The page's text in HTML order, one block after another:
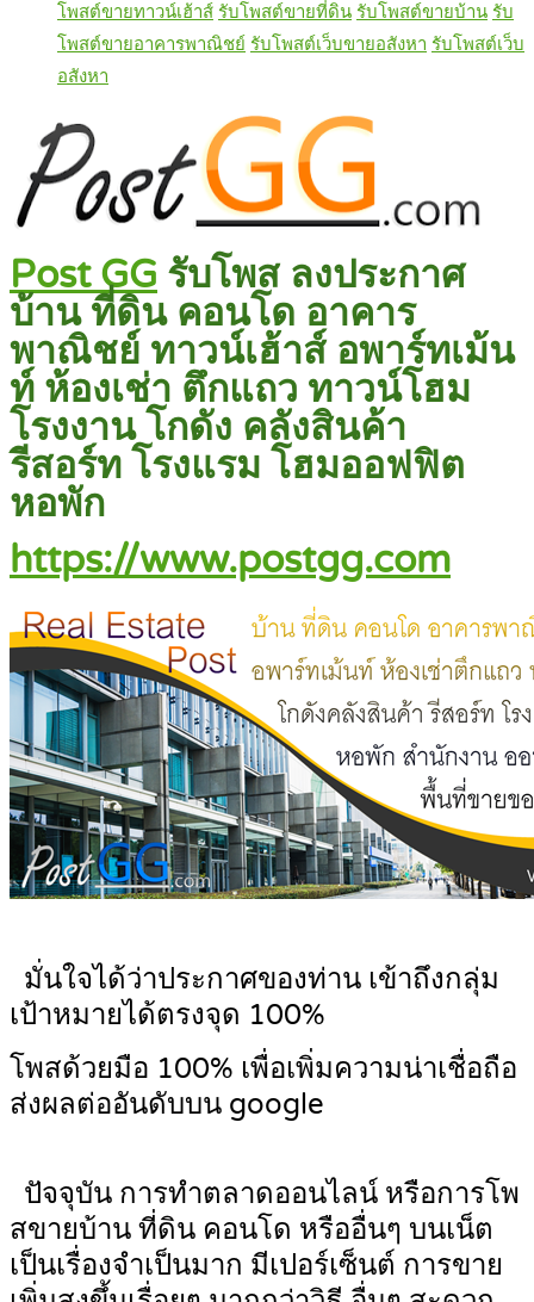
โพสต์ขายทาวน์เฮ้าส์ รับโพสต์ขายที่ดิน รับโพสต์ขายบ้าน รับ
โพสต์ขายอาคารพาณิชย์ รับโพสต์เว็บขายอสังหา รับโพสต์เว็บ
อสังหา
Post GG รับโพส ลงประกาศ
บ้าน ที่ดิน คอนโด อาคาร
พาณิชย์ ทาวน์เฮ้าส์ อพาร์ทเม้น
ท์ ห้องเช่า ตึกแถว ทาวน์โฮม
โรงงาน โกดัง คลังสินค้า
รีสอร์ท โรงแรม โฮมออฟฟิต
หอพัก
https://www.postgg.com
มั่นใจได้ว่าประกาศของท่าน เข้าถึงกลุ่ม
เป้าหมายได้ตรงจุด 100%
โพสด้วยมือ 100% เพื่อเพิ่มความน่าเชื่อถือ
ส่งผลต่ออันดับบน google
ปัจจุบัน การทำตลาดออนไลน์ หรือการโพ
สขายบ้าน ที่ดิน คอนโด หรืออื่นๆ บนเน็ต
เป็นเรื่องจำเป็นมาก มีเปอร์เซ็นต์ การขาย